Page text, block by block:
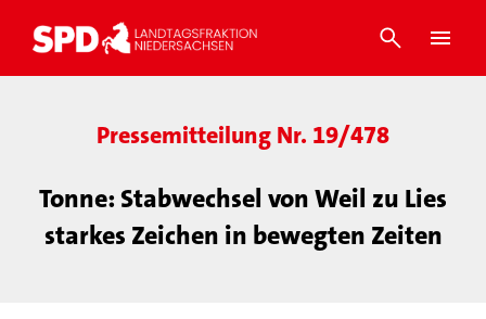
Pressemitteilung Nr. 19/478
Tonne: Stabwechsel von Weil zu Lies
starkes Zeichen in bewegten Zeiten